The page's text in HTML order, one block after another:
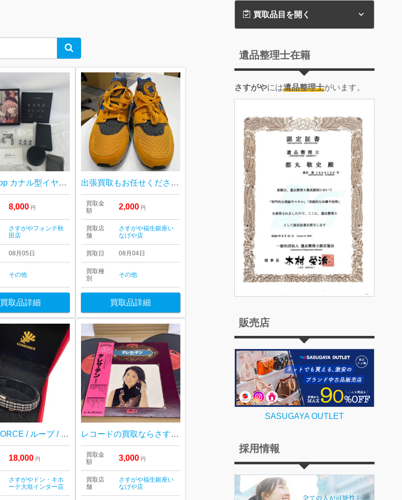
Search
Moondrop カナル型イヤホン KADENZ
8,000 円
さすがやフォンテ秋
田店
08月05日
その他
買取品詳細
出張買取もお任せください‼︎| 昭島市福島町 | ナイキのスポーツシューズおまとめ
買取金
額
2,000 円
買取店
舗
さすがや福生銀座い
なげや店
買取日 08月04日
買取種
別
その他
買取品詳細
COREFORCE / ループ / ブラック / CFL70 / コアフォース / ネックレス / 黒 / アクセサリー
18,000 円
さすがやドン・キホ
ーテ大垣インター店
レコードの買取ならさすがや福生銀座いなげや店！| 西多摩郡瑞穂町殿ケ谷| レコードおまとめ
買取金
額
3,000 円
買取店
舗
さすがや福生銀座い
なげや店
買取品目を開く
遺品整理士在籍
さすがやには遺品整理士がいます。
販売店
SASUGAYA OUTLET
採用情報